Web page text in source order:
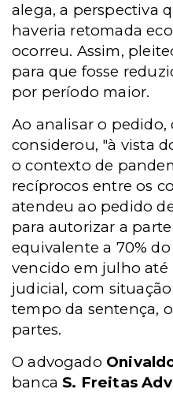
alega, a perspectiva
haveria retomada
ocorreu. Assim,
para que fosse
por período maior.
Ao analisar o pedido,
considerou, "à vista
o contexto de
recíprocos entre os
atendeu ao pedido
para autorizar a
equivalente a 70%
vencido em julho
judicial, com
tempo da sentença,
partes.
O advogado
bancaS. Freitas